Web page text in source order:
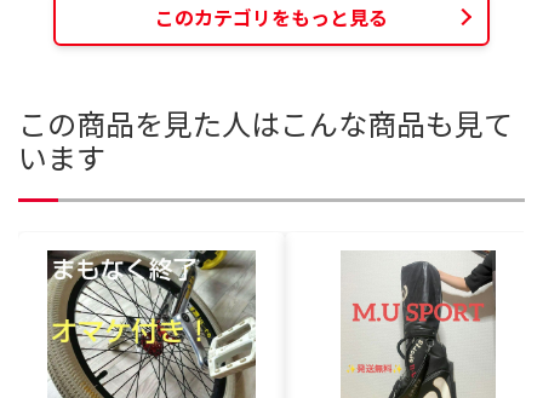
このカテゴリをもっと見る
この商品を見た人はこんな商品も見て
います